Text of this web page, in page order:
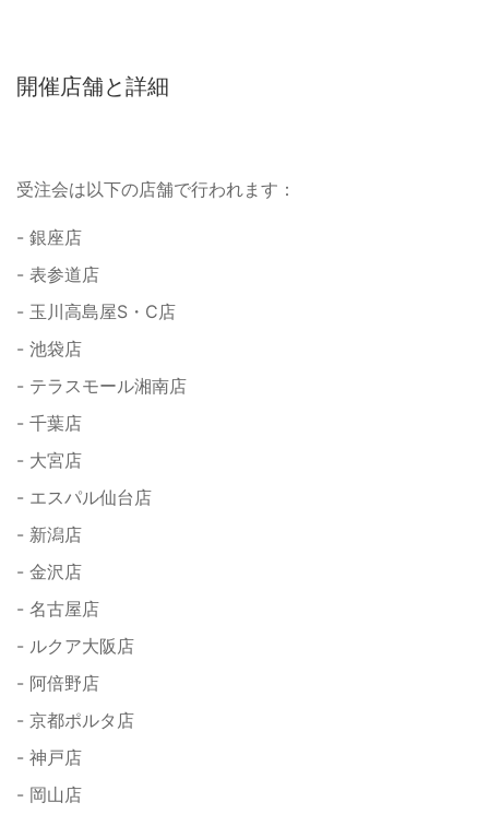
開催店舗と詳細
受注会は以下の店舗で行われます：
- 銀座店
- 表参道店
- 玉川高島屋S・C店
- 池袋店
- テラスモール湘南店
- 千葉店
- 大宮店
- エスパル仙台店
- 新潟店
- 金沢店
- 名古屋店
- ルクア大阪店
- 阿倍野店
- 京都ポルタ店
- 神戸店
- 岡山店